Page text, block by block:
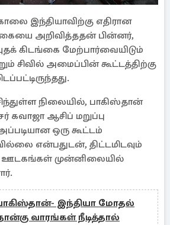
இந்தியாவிற்கு எதிரான
அறிவித்ததன் பின்னர்,
கிடங்கை மேற்பார்வையிடும்
சிவில் அமைப்பின் கூட்டத்திற்கு
நிலையில், பாகிஸ்தான்
கவாஜா ஆசிப் மறுப்பு
ஒரு கூட்டம்
என்பதுடன், திட்டமிடவும்
முன்னிலையில்
இந்தியா மோதல்
வாரங்கள் நீடித்தால்